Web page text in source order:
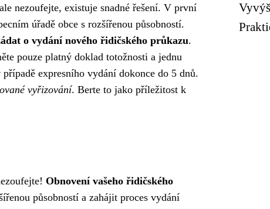
nezoufejte, existuje snadné řešení. V první
úřadě obce s rozšířenou působností.
o vydání nového řidičského průkazu.
pouze platný doklad totožnosti a jednu
expresního vydání dokonce do 5 dnů.
vyřizování. Berte to jako příležitost k
Obnovení vašeho řidičského
působností a zahájit proces vydání